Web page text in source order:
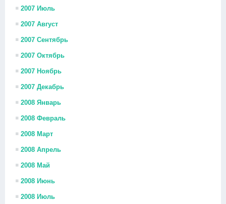
2007 Июль
2007 Август
2007 Сентябрь
2007 Октябрь
2007 Ноябрь
2007 Декабрь
2008 Январь
2008 Февраль
2008 Март
2008 Апрель
2008 Май
2008 Июнь
2008 Июль